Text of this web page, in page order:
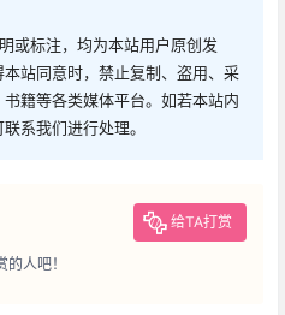
或标注，均为本站用户原创发
站同意时，禁止复制、盗用、采
籍等各类媒体平台。如若本站内
系我们进行处理。
给TA打赏
人吧！